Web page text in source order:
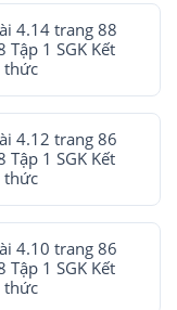
4.14 trang 88
Tập 1 SGK Kết
thức
4.12 trang 86
Tập 1 SGK Kết
thức
4.10 trang 86
Tập 1 SGK Kết
thức